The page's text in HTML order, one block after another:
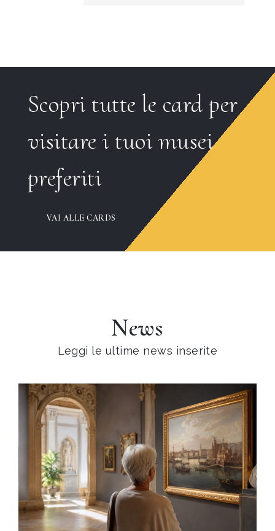
Scopri tutte le card per
visitare i tuoi musei
preferiti
VAI ALLE CARDS
News
Leggi le ultime news inserite